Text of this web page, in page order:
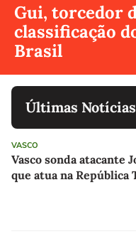
Gui, torcedor
classificação
Brasil
Últimas Notícias
VASCO
Vasco sonda atacante
que atua na República